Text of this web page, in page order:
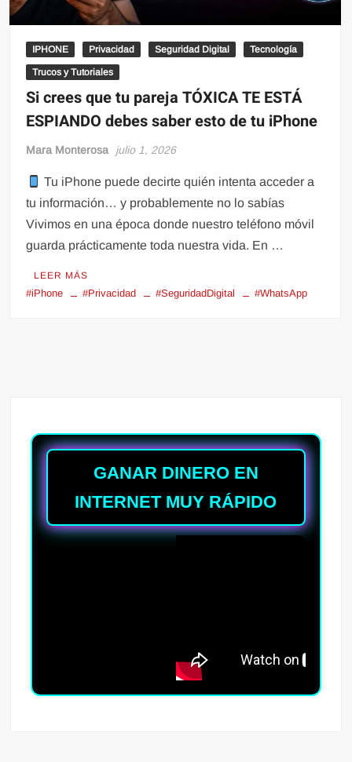
IPHONE Privacidad Seguridad Digital Tecnología
Trucos y Tutoriales
Si crees que tu pareja TÓXICA TE ESTÁ
ESPIANDO debes saber esto de tu iPhone
Mara Monterosa julio 1, 2026
Tu iPhone puede decirte quién intenta acceder a
tu información… y probablemente no lo sabías
Vivimos en una época donde nuestro teléfono móvil
guarda prácticamente toda nuestra vida. En …
LEER MÁS
#iPhone #Privacidad #SeguridadDigital #WhatsApp
GANAR DINERO EN
INTERNET MUY RÁPIDO